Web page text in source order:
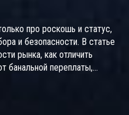
про роскошь и статус,
и безопасности. В статье
рынка, как отличить
банальной переплаты,